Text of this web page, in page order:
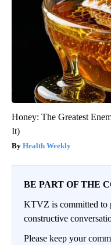
Honey: The Greatest
It)
Health Weekly
BE PART OF THE
KTVZ is committed to
constructive
Please keep your